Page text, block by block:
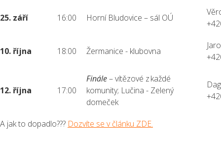
25. září 16:00 Horní Bludovice – sál OÚ
10. října 18:00 Žermanice - klubovna
12. října 17:00
Finále– vítězové z každé
komunity; Lučina - Zelený
domeček
A jak to dopadlo??? Dozvíte se v článku ZDE.